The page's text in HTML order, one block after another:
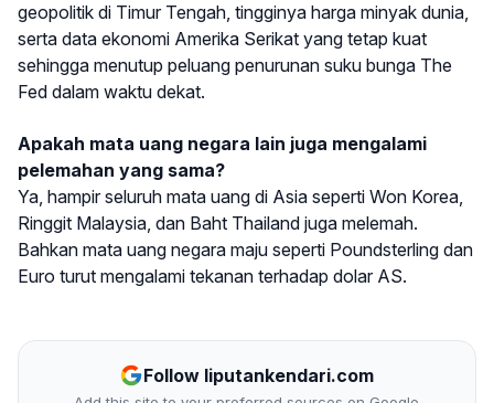
geopolitik di Timur Tengah, tingginya harga minyak dunia,
serta data ekonomi Amerika Serikat yang tetap kuat
sehingga menutup peluang penurunan suku bunga The
Fed dalam waktu dekat.
Apakah mata uang negara lain juga mengalami
pelemahan yang sama?
Ya, hampir seluruh mata uang di Asia seperti Won Korea,
Ringgit Malaysia, dan Baht Thailand juga melemah.
Bahkan mata uang negara maju seperti Poundsterling dan
Euro turut mengalami tekanan terhadap dolar AS.
Follow liputankendari.com